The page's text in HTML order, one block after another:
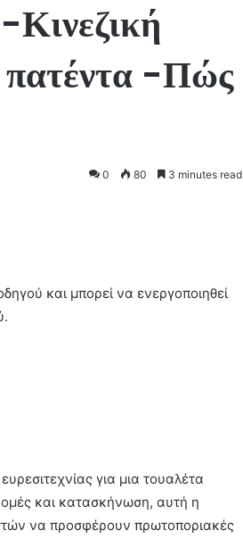
πατέντα -Πώς
0 80 3 minutes read
και μπορεί να ενεργοποιηθεί
για μια τουαλέτα
και κατασκήνωση, αυτή η
να προσφέρουν πρωτοποριακές